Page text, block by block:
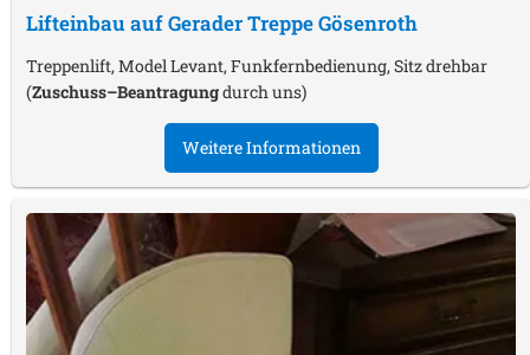
Lifteinbau auf Gerader TreppeGösenroth
Treppenlift, Model Levant, Funkfernbedienung, Sitz drehbar
(Zuschuss–Beantragungdurch uns)
Weitere Informationen